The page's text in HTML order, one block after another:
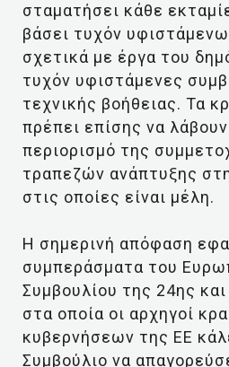
σταματήσει κάθε
βάσει τυχόν
σχετικά με έργα του
τυχόν υφιστάμενες
τεχνικής βοήθειας. Τα
πρέπει επίσης να
περιορισμό της
τραπεζών ανάπτυξης
στις οποίες είναι μέλη.
Η σημερινή απόφαση
συμπεράσματα του
Συμβουλίου της 24ης
στα οποία οι αρχηγοί
κυβερνήσεων της ΕΕ
Συμβούλιο να